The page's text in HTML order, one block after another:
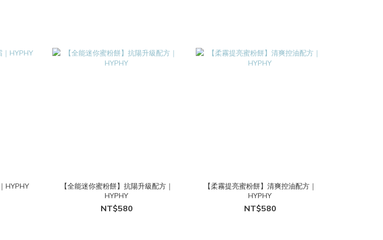
HYPHY
【全能迷你蜜粉餅】抗陽升級配方｜
HYPHY
NT$580
【柔霧提亮蜜粉餅】清爽控油配方｜
HYPHY
NT$580